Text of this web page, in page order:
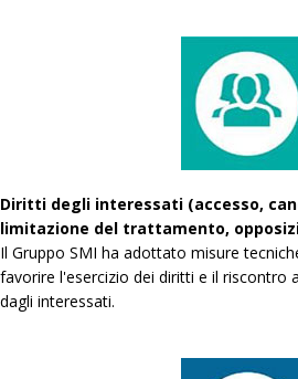
Diritti degli interessati (accesso,
limitazione del trattamento,
Il Gruppo SMI ha adottato misure
favorire l'esercizio dei diritti e il riscontro
dagli interessati.